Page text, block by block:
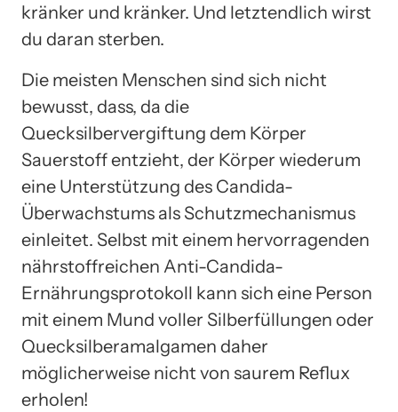
kränker und kränker. Und letztendlich wirst
du daran sterben.
Die meisten Menschen sind sich nicht
bewusst, dass, da die
Quecksilbervergiftung dem Körper
Sauerstoff entzieht, der Körper wiederum
eine Unterstützung des Candida-
Überwachstums als Schutzmechanismus
einleitet. Selbst mit einem hervorragenden
nährstoffreichen Anti-Candida-
Ernährungsprotokoll kann sich eine Person
mit einem Mund voller Silberfüllungen oder
Quecksilberamalgamen daher
möglicherweise nicht von saurem Reflux
erholen!